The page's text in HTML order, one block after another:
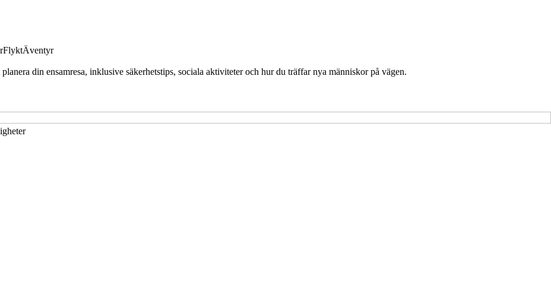
FlyktÄventyr
din ensamresa, inklusive säkerhetstips, sociala aktiviteter och hur du träffar nya människor på vägen.